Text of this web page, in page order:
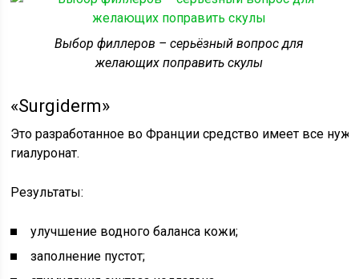
Выбор филлеров – серьёзный вопрос для
желающих поправить скулы
«Surgiderm»
Это разработанное во Франции средство имеет все
гиалуронат.
Результаты:
улучшение водного баланса кожи;
заполнение пустот;